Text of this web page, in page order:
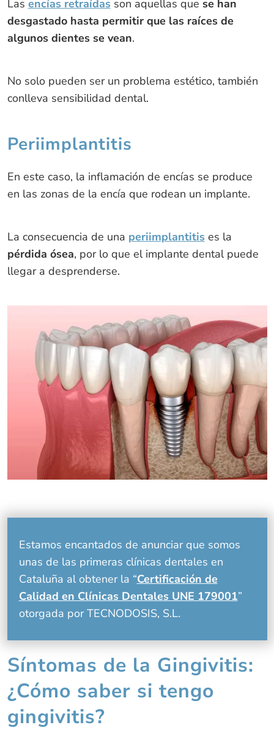
Las encías retraídas son aquellas que se han
desgastado hasta permitir que las raíces de
algunos dientes se vean.
No solo pueden ser un problema estético, también
conlleva sensibilidad dental.
Periimplantitis
En este caso, la inflamación de encías se produce
en las zonas de la encía que rodean un implante.
La consecuencia de una periimplantitis es la
pérdida ósea, por lo que el implante dental puede
llegar a desprenderse.
Estamos encantados de anunciar que somos
unas de las primeras clínicas dentales en
Cataluña al obtener la “Certificación de
Calidad en Clínicas Dentales UNE 179001”
otorgada por TECNODOSIS, S.L.
Síntomas de la Gingivitis:
¿Cómo saber si tengo
gingivitis?